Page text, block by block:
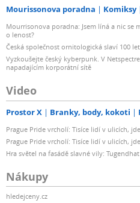
Mourissonova poradna Komiksy
Mourrisonova poradna: Jsem líná a nic se
o lenost?
Česká společnost ornitologická slaví 100
Vyzkoušejte český kyberpunk. V
napadajícím korporátní sítě
Video
Prostor X Branky, body, kokoti
Prague Pride vrcholí: Tisíce lidí v ulicích,
Prague Pride vrcholí: Tisíce lidí v ulicích,
Hra světel na fasádě slavné vily:
Nákupy
hledejceny.cz